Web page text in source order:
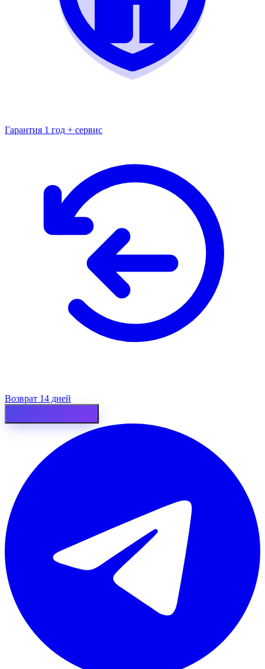
Гарантия 1 год + сервис
Возврат 14 дней